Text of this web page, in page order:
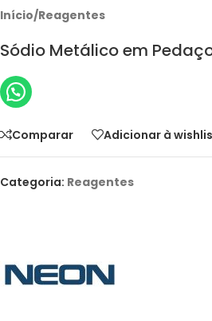
Início/Reagentes
Sódio Metálico em
Comparar Adicionar à
Categoria: Reagentes